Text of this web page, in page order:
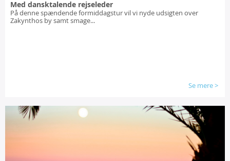
Med dansktalende rejseleder
På denne spændende formiddagstur vil vi nyde udsigten over
Zakynthos by samt smage...
Se mere>